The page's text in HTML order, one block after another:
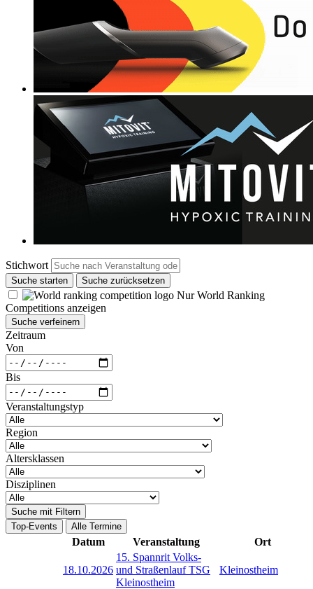
Stichwort
Suche starten Suche zurücksetzen
Nur World Ranking
Competitions anzeigen
Suche verfeinern
Zeitraum
Von
Bis
Veranstaltungstyp
Region
Altersklassen
Disziplinen
Suche mit Filtern
Top-Events
Alle Termine
Datum Veranstaltung Ort
18.10.2026
15. Spannrit Volks-
und Straßenlauf TSG
Kleinostheim
Kleinostheim